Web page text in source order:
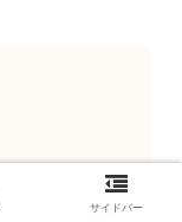
サイドバー